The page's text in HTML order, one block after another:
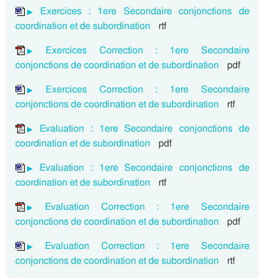
Exercices : 1ere Secondaire conjonctions de
coordination et de subordination
rtf
Exercices Correction : 1ere Secondaire
conjonctions de coordination et de subordination
pdf
Exercices Correction : 1ere Secondaire
conjonctions de coordination et de subordination
rtf
Evaluation : 1ere Secondaire conjonctions de
coordination et de subordination
pdf
Evaluation : 1ere Secondaire conjonctions de
coordination et de subordination
rtf
Evaluation Correction : 1ere Secondaire
conjonctions de coordination et de subordination
pdf
Evaluation Correction : 1ere Secondaire
conjonctions de coordination et de subordination
rtf